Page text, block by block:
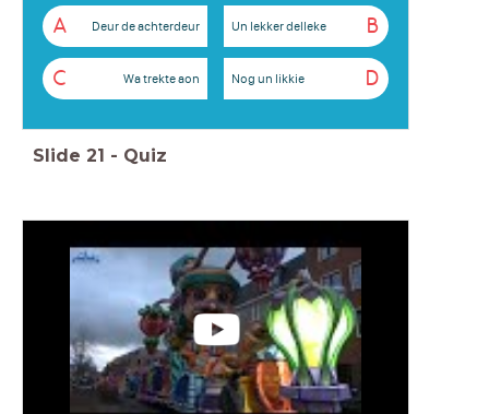
A Deur de achterdeur B
Un lekker delleke
C Wa trekte aon D
Nog un likkie
Slide 21 - Quiz